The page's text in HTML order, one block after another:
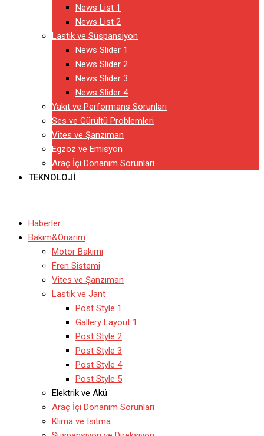
News List 1
News List 2
Lastik ve Süspansiyon
News Slider 1
News Slider 2
News Slider 3
News Slider 4
Yakıt ve Performans Sorunları
Ses ve Gürültü Problemleri
Vites ve Şanzıman
Egzoz ve Emisyon
Araç İçi Donanım Sorunları
TEKNOLOJI
Haberler
Bakım&Onarım
Motor Bakımı
Fren Sistemi
Vites ve Şanzıman
Lastik ve Jant
Post Style 1
Gallery Layout 1
Post Style 2
Post Style 3
Post Style 4
Post Style 5
Elektrik ve Akü
Araç İçi Donanım Sorunları
Klima ve Isıtma